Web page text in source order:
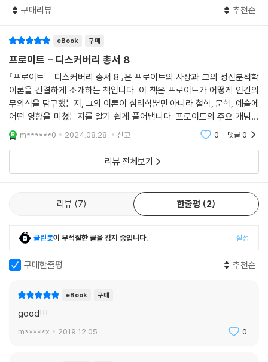
리들이 그 불행한 사람들의 입장이 된다든가, 여러 가지 심리적 요인들이
과 고통에 대한 수용능력을 어떻게 변화시켰는가를 짐작한다는 것은 불가
들 중에서 몽롱한 무감각의 원래 상태, 점차적인 우둔화, 모든 희망의 포
기, 그리고 마지
막으로 자기를 잊는 여러 가지 서투르거나 세련된 방법들을 인용해 보기로
하자. 극도로
고통스러울 경우에는 고통에 대한 몇몇 심리기제들이 역시 작용할 수 있
다. 그러나 이 문
제의 그 같은 측면을 계속해서 심화시키는 것은 아무 소용이 없다.
구매리뷰 추천순
eBook 구매
프로이트 - 디스커버리 총서 8
『프로이트 - 디스커버리 총서 8』은 프로이트의 사상과 그의 정신분석학
이론을 간결하게 소개하는 책입니다. 이 책은 프로이트가 어떻게 인간의
무의식을 탐구했는지, 그의 이론이 심리학뿐만 아니라 철학, 문학, 예술에
어떤 영향을 미쳤는지를 알기 쉽게 풀어냅니다. 프로이트의 주요 개념인
꿈의 해석, 억압, 무의식의 작동 방식 등을 통해 그의 사상이 현대 사회에
미친 영향을 조
m******0 2024.08.28. 신고 0 댓글0
리뷰 전체보기
리뷰 7 한줄평 2
클린봇이 부적절한 글을 감지 중입니다. 설정
구매한줄평 추천순
eBook 구매
good!!!
m*****x 2019.12.05. 0